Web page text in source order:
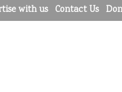
with us Contact Us